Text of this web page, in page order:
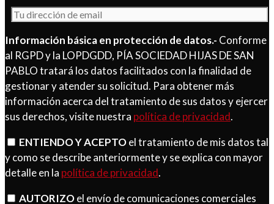
Información básica en protección de datos.- Conforme
al RGPD y la LOPDGDD, PÍA SOCIEDAD HIJAS DE SAN
PABLO tratará los datos facilitados con la finalidad de
gestionar y atender su solicitud. Para obtener más
información acerca del tratamiento de sus datos y ejercer
sus derechos, visite nuestra política de privacidad.
ENTIENDO Y ACEPTOel tratamiento de mis datos tal
y como se describe anteriormente y se explica con mayor
detalle en la política de privacidad.
AUTORIZOel envío de comunicaciones comerciales